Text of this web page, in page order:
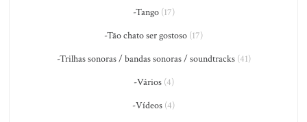
-Tango(17)
-Tão chato ser gostoso (17)
-Trilhas sonoras / bandas sonoras / soundtracks(41)
-Vários(4)
-Vídeos (4)